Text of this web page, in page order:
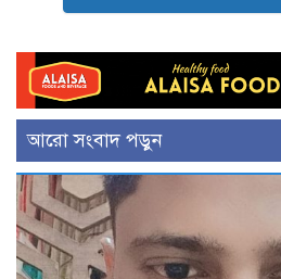
আরো সংবাদ পড়ুন